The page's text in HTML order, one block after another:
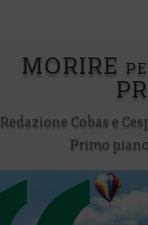
MORIRE
Redazione Cobas e
Primo piano